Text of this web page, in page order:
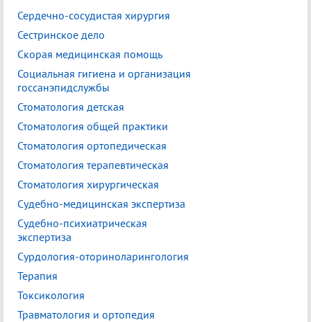
Сердечно-сосудистая хирургия
Сестринское дело
Скорая медицинская помощь
Социальная гигиена и организация
госсанэпидслужбы
Стоматология детская
Стоматология общей практики
Стоматология ортопедическая
Стоматология терапевтическая
Стоматология хирургическая
Судебно-медицинская экспертиза
Судебно-психиатрическая
экспертиза
Сурдология-оториноларингология
Терапия
Токсикология
Травматология и ортопедия